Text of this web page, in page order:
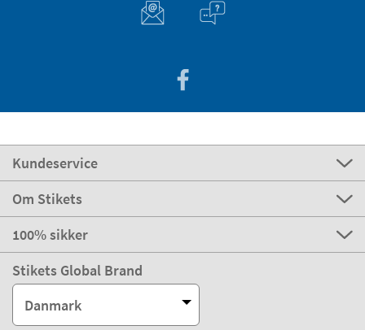
Kundeservice
Om Stikets
100% sikker
Stikets Global Brand
Danmark